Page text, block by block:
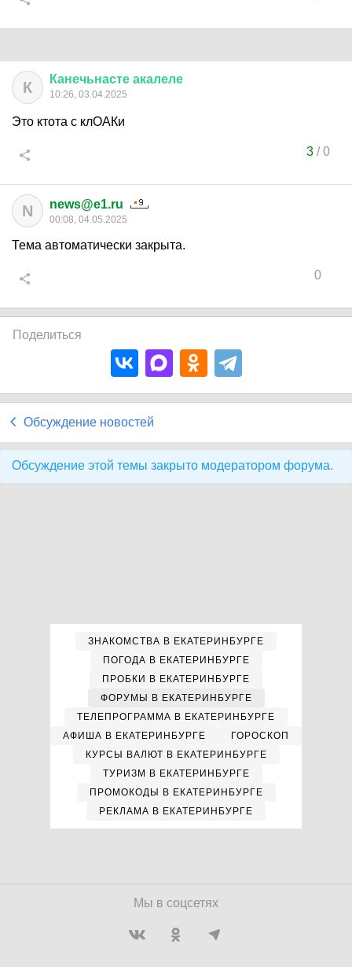
К Канечьнасте акалеле
10:26, 03.04.2025
Это ктота с клОАКи
3/0
N news@e1.ru
00:08, 04.05.2025
Тема автоматически закрыта.
0
Поделиться
Обсуждение новостей
Обсуждение этой темы закрыто модератором форума.
ЗНАКОМСТВА В ЕКАТЕРИНБУРГЕ
ПОГОДА В ЕКАТЕРИНБУРГЕ
ПРОБКИ В ЕКАТЕРИНБУРГЕ
ФОРУМЫ В ЕКАТЕРИНБУРГЕ
ТЕЛЕПРОГРАММА В ЕКАТЕРИНБУРГЕ
АФИША В ЕКАТЕРИНБУРГЕ
ГОРОСКОП
КУРСЫ ВАЛЮТ В ЕКАТЕРИНБУРГЕ
ТУРИЗМ В ЕКАТЕРИНБУРГЕ
ПРОМОКОДЫ В ЕКАТЕРИНБУРГЕ
РЕКЛАМА В ЕКАТЕРИНБУРГЕ
Мы в соцсетях